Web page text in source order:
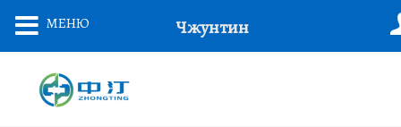
МЕНЮ Чжунтин